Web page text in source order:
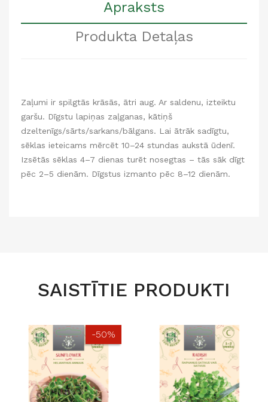
Apraksts
Produkta Detaļas
Zaļumi ir spilgtās krāsās, ātri aug. Ar saldenu, izteiktu
garšu. Dīgstu lapiņas zaļganas, kātiņš
dzeltenīgs/sārts/sarkans/bālgans. Lai ātrāk sadīgtu,
sēklas ieteicams mērcēt 10–24 stundas aukstā ūdenī.
Izsētās sēklas 4–7 dienas turēt nosegtas – tās sāk dīgt
pēc 2–5 dienām. Dīgstus izmanto pēc 8–12 dienām.
SAISTĪTIE PRODUKTI
-50%